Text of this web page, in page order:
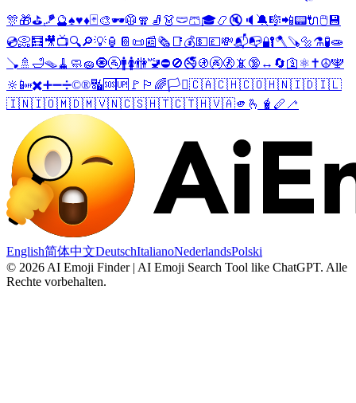
🎊🎁⛳🪁🔮♠️♥️♦️🃏 🎨🕶️🥼 🧣 🧦 👗🩲🩳🎓📿 🔇 🔈 🔕🎼📲📟🔌🖱️ 💾
💿📀🧮 🎥📺🔍🔎💡🏮 📔 📜📰🗞️ 📑💰💵💷💸📬📭🔐🪓🪚🔩⚗️🧪🧫
🪠 🚿 🛁🪤🧹 🧼🧽🧿🚰🚹🚺🚻🚾⛔🚫🚭🚯🚱🚷📵 🔞 ↔️ 🔄🛐 ⚛️✝️☮️🕎
🔆 📴✖️➕➖➗©️®️🔣🆘 🆙 🚩 🏳️‍🌈🏳️‍⚧️🇨🇦🇨🇭🇨🇴🇭🇳🇮🇩🇮🇱
🇮🇳🇮🇴🇲🇩🇲🇻🇳🇨🇸🇭🇹🇨🇹🇭🇻🇦🫵 🫰 🧋 🪈 🦯
English简体中文DeutschItalianoNederlandsPolski
© 2026 AI Emoji Finder | AI Emoji Search Tool like ChatGPT. Alle
Rechte vorbehalten.